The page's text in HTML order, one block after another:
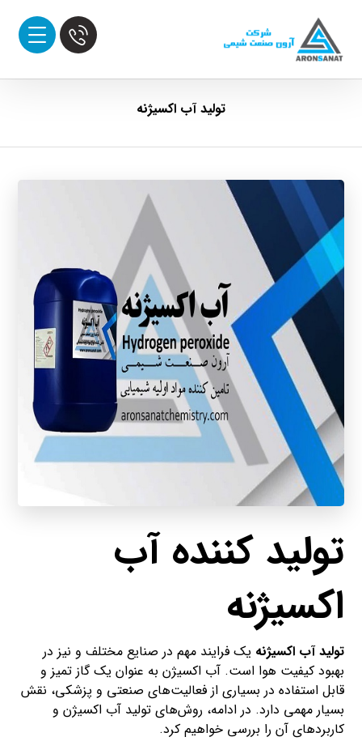
تولید آب اکسیژنه
تولید کننده آب
اکسیژنه
تولید آب اکسیژنه یک فرایند مهم در صنایع مختلف و نیز در
بهبود کیفیت هوا است. آب اکسیژن به عنوان یک گاز تمیز و
قابل استفاده در بسیاری از فعالیت‌های صنعتی و پزشکی، نقش
بسیار مهمی دارد. در ادامه، روش‌های تولید آب اکسیژن و
کاربردهای آن را بررسی خواهیم کرد.